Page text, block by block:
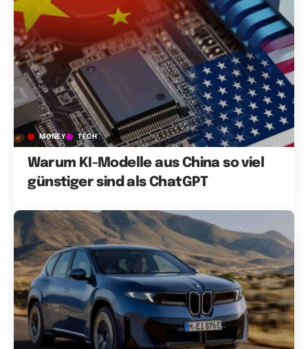
MONEY TECH
Warum KI-Modelle aus China so viel
günstiger sind als ChatGPT